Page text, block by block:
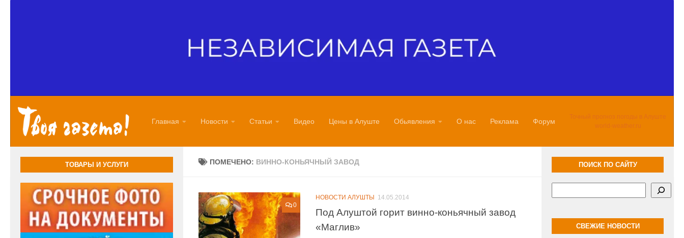
Главная Новости Статьи Видео Цены в Алуште Обьявления О нас Реклама Форум
Точный прогноз погоды в Алуште
world-weather.ru
ПОМЕЧЕНО: ВИННО-КОНЬЯЧНЫЙ ЗАВОД
0
НОВОСТИ АЛУШТЫ 14.05.2014
Под Алуштой горит винно-коньячный завод
«Маглив»
ТОВАРЫ И УСЛУГИ ПОИСК ПО САЙТУ
СВЕЖИЕ НОВОСТИ